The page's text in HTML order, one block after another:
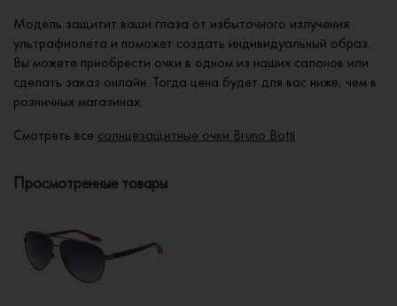
Модель защитит ваши глаза от избыточного излучения
ультрафиолета и поможет создать индивидуальный образ.
Вы можете приобрести очки в одном из наших салонов или
сделать заказ онлайн. Тогда цена будет для вас ниже, чем в
розничных магазинах.
Смотреть все солнцезащитные очки Bruno Botti
Просмотренные товары